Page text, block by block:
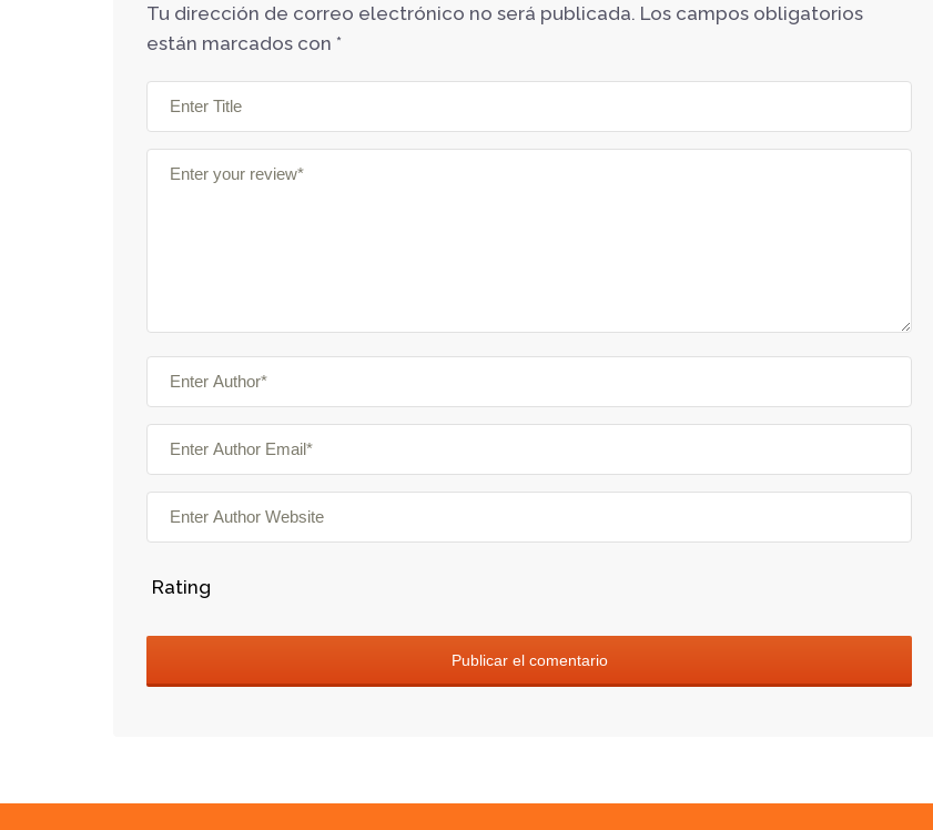
Tu dirección de correo electrónico no será publicada. Los campos obligatorios
están marcados con *
Rating